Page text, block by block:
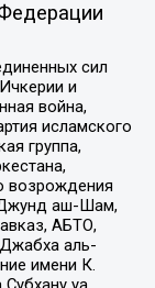
сил
и
война,
исламского
группа,
возрождения
Джунд аш-Шам,
АБТО,
аль-
имени К.